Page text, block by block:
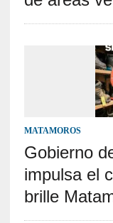
MATAMOROS
Gobierno
impulsa el
brille